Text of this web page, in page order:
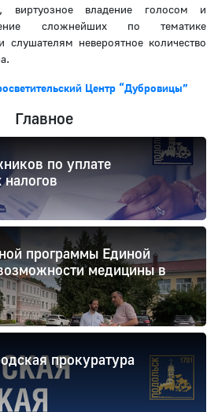
виртуозное владение голосом и
сложнейших по тематике
слушателям невероятное количество
Центр “Дубровицы”
Главное
по уплате
программы Единой
медицины в
прокуратура